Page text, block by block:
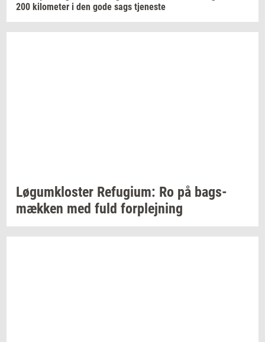
200 ki­lo­me­ter i den gode sags tje­ne­ste
Løgum­klo­ster Re­fu­gi­um: Ro på bags­
mæk­ken med fuld for­plej­ning